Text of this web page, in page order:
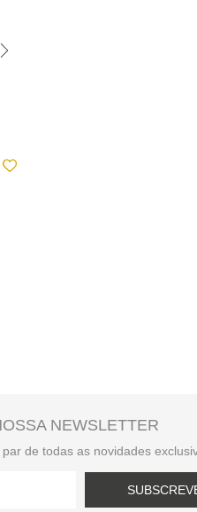
NEWSLETTER
de todas as novidades